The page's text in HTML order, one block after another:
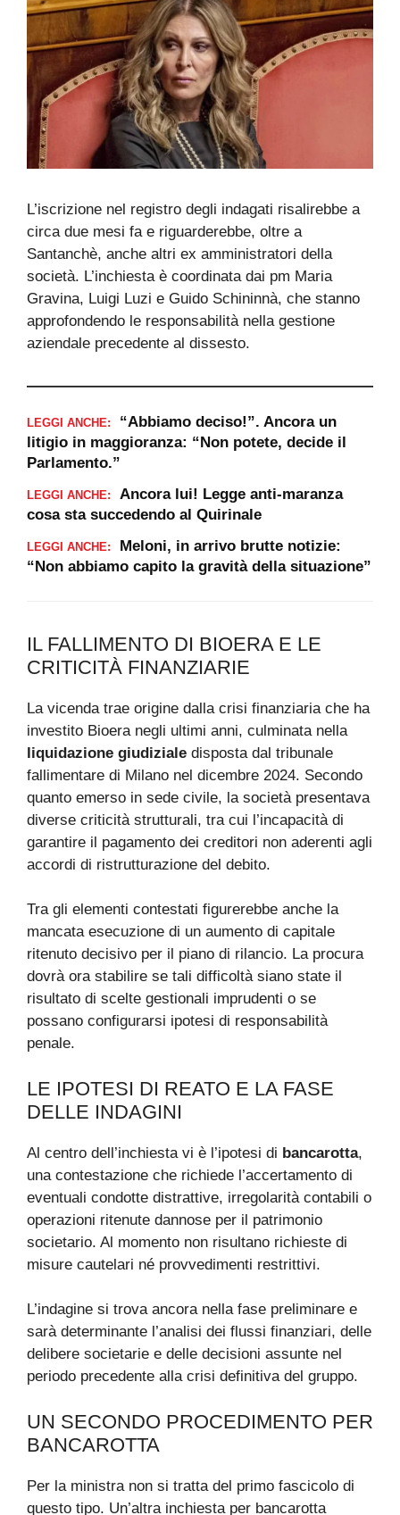
L’iscrizione nel registro degli indagati risalirebbe a
circa due mesi fa e riguarderebbe, oltre a
Santanchè, anche altri ex amministratori della
società. L’inchiesta è coordinata dai pm Maria
Gravina, Luigi Luzi e Guido Schininnà, che stanno
approfondendo le responsabilità nella gestione
aziendale precedente al dissesto.
LEGGI ANCHE:
“Abbiamo deciso!”. Ancora un
litigio in maggioranza: “Non potete, decide il
Parlamento.”
LEGGI ANCHE:
Ancora lui! Legge anti-maranza
cosa sta succedendo al Quirinale
LEGGI ANCHE:
Meloni, in arrivo brutte notizie:
“Non abbiamo capito la gravità della situazione”
IL FALLIMENTO DI BIOERA E LE
CRITICITÀ FINANZIARIE
La vicenda trae origine dalla crisi finanziaria che ha
investito Bioera negli ultimi anni, culminata nella
liquidazione giudiziale disposta dal tribunale
fallimentare di Milano nel dicembre 2024. Secondo
quanto emerso in sede civile, la società presentava
diverse criticità strutturali, tra cui l’incapacità di
garantire il pagamento dei creditori non aderenti agli
accordi di ristrutturazione del debito.
Tra gli elementi contestati figurerebbe anche la
mancata esecuzione di un aumento di capitale
ritenuto decisivo per il piano di rilancio. La procura
dovrà ora stabilire se tali difficoltà siano state il
risultato di scelte gestionali imprudenti o se
possano configurarsi ipotesi di responsabilità
penale.
LE IPOTESI DI REATO E LA FASE
DELLE INDAGINI
Al centro dell’inchiesta vi è l’ipotesi di bancarotta,
una contestazione che richiede l’accertamento di
eventuali condotte distrattive, irregolarità contabili o
operazioni ritenute dannose per il patrimonio
societario. Al momento non risultano richieste di
misure cautelari né provvedimenti restrittivi.
L’indagine si trova ancora nella fase preliminare e
sarà determinante l’analisi dei flussi finanziari, delle
delibere societarie e delle decisioni assunte nel
periodo precedente alla crisi definitiva del gruppo.
UN SECONDO PROCEDIMENTO PER
BANCAROTTA
Per la ministra non si tratta del primo fascicolo di
questo tipo. Un’altra inchiesta per bancarotta